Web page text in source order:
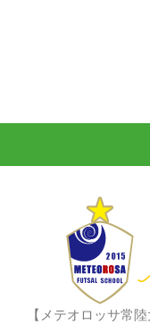
【メテオロッサ常